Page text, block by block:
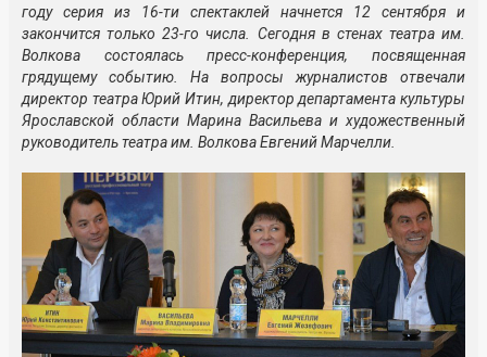
году серия из 16-ти спектаклей начнется 12 сентября и
закончится только 23-го числа. Сегодня в стенах театра им.
Волкова состоялась пресс-конференция, посвященная
грядущему событию. На вопросы журналистов отвечали
директор театра Юрий Итин, директор департамента культуры
Ярославской области Марина Васильева и художественный
руководитель театра им. Волкова Евгений Марчелли.